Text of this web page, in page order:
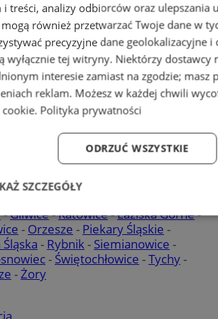
-Gliwice-Katowice-Łaziska Górne-
- Orzesze - Piekary Śląskie -
- Rybnik - Siemianowice -
- Świętochłowice -Tychy-
- Żory
i treści, analizy odbiorców oraz ulepszania
również przetwarzać Twoje dane w
precyzyjne dane geolokalizacyjne
wyłącznie tej witryny. Niektórzy dostawcy
interesie zamiast na zgodzie; masz
reklam. Możesz w każdej chwili
. Polityka prywatności
ODRZUĆ WSZYSTKIE
SZCZEGÓŁY
Wydajność Targetowanie